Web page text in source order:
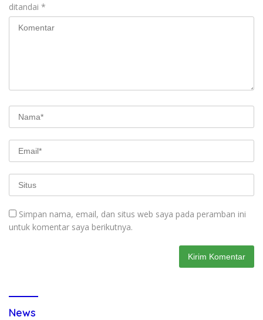
ditandai *
Simpan nama, email, dan situs web saya pada peramban ini
untuk komentar saya berikutnya.
News